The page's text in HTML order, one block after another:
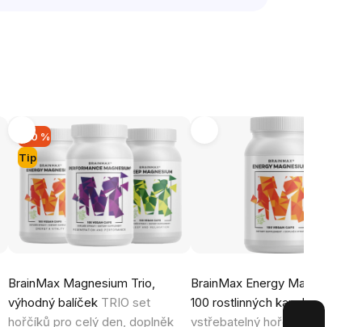
Tip
-20 %
BrainMax Magnesium Trio,
výhodný balíček TRIO set
hořčíků pro celý den, doplněk
BrainMax Energy
100 rostlinných kapslíVysoce
vstřebatelný hořčík malát a